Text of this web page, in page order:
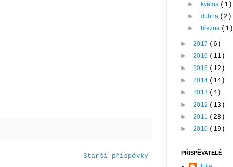
Starší příspěvky
►května (1)
►dubna (2)
►března (1)
► 2017 (6)
► 2016 (11)
► 2015 (12)
► 2014 (14)
► 2013 (4)
► 2012 (13)
► 2011 (28)
► 2010 (19)
PŘISPĚVATELÉ